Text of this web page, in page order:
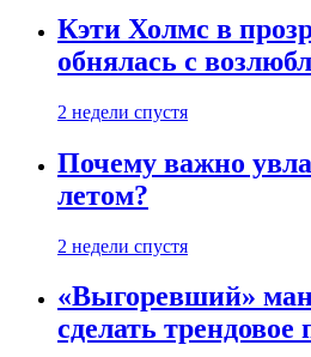
Кэти Холмс в
обнялась с
2 недели спустя
Почему важно
летом?
2 недели спустя
«Выгоревший»
сделать